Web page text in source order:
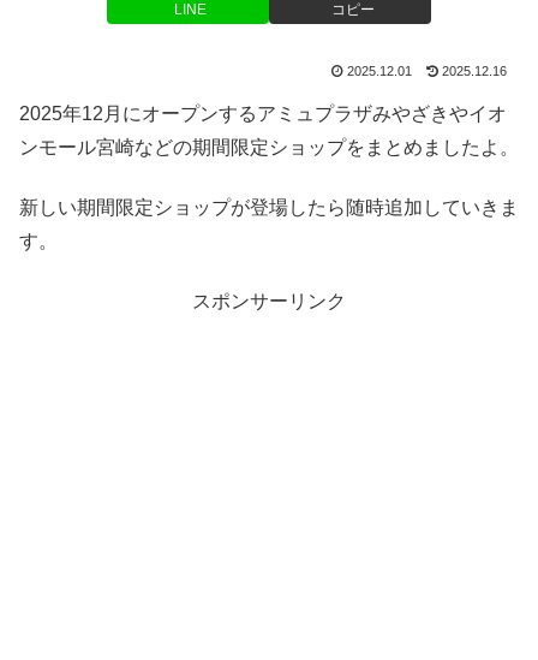
LINE コピー
2025.12.01 2025.12.16
2025年12月にオープンするアミュプラザみやざきやイオ
ンモール宮崎などの期間限定ショップをまとめましたよ。
新しい期間限定ショップが登場したら随時追加していきま
す。
スポンサーリンク